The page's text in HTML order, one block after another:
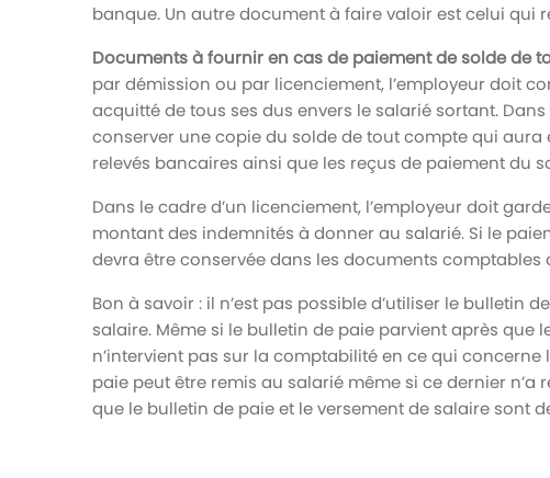
banque. Un autre document à faire valoir est celui qui
Documents à fournir en cas de paiement de solde de
par démission ou par licenciement, l’employeur doit
acquitté de tous ses dus envers le salarié sortant.
conserver une copie du solde de tout compte qui
relevés bancaires ainsi que les reçus de paiement du
Dans le cadre d’un licenciement, l’employeur doit
montant des indemnités à donner au salarié. Si le
devra être conservée dans les documents comptables
Bon à savoir : il n’est pas possible d’utiliser le bulletin
salaire. Même si le bulletin de paie parvient après que
n’intervient pas sur la comptabilité en ce qui
paie peut être remis au salarié même si ce dernier
que le bulletin de paie et le versement de salaire sont